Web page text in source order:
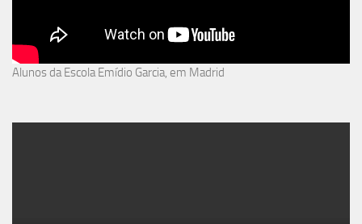
Alunos da Escola Emídio Garcia, em Madrid